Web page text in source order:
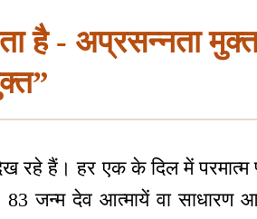
है - अप्रसन्नता
हैं। हर एक के दिल में परमात्म
जन्म देव आत्मायें वा साधारण